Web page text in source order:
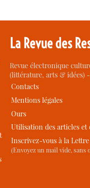
La Revue des
Revue électronique
(littérature, arts & idées)
Contacts
Mentions légales
Ours
Utilisation des articles et
Inscrivez-vous à la
(Envoyez un mail vide, sans